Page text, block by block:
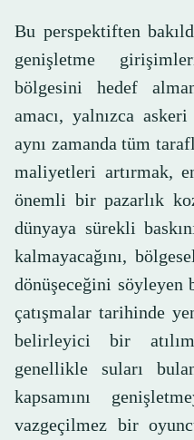
Bu perspektiften
genişletme
bölgesini hedef
amacı, yalnızca
aynı zamanda tüm
maliyetleri artırmak,
önemli bir pazarlık
dünyaya sürekli
kalmayacağını,
dönüşeceğini söyleyen
çatışmalar tarihinde
belirleyici bir atılım
genellikle suları
kapsamını
vazgeçilmez bir